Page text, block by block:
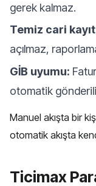
gerek kalmaz.
Temiz cari
açılmaz,
GİB uyumu:
otomatik
Manuel akışta bir
otomatik akışta
Ticimax